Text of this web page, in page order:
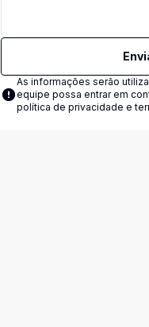
As informações serão
equipe possa entrar em
política de privacidade e